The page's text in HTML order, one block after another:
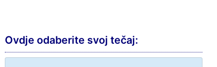
Ovdje odaberite svoj tečaj: